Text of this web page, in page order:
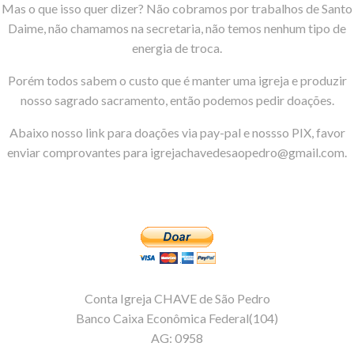
Mas o que isso quer dizer? Não cobramos por trabalhos de Santo
Daime, não chamamos na secretaria, não temos nenhum tipo de
energia de troca.
Porém todos sabem o custo que é manter uma igreja e produzir
nosso sagrado sacramento, então podemos pedir doações.
Abaixo nosso link para doações via pay-pal e nossso PIX, favor
enviar comprovantes para igrejachavedesaopedro@gmail.com.
Conta Igreja CHAVE de São Pedro
Banco Caixa Econômica Federal(104)
AG: 0958